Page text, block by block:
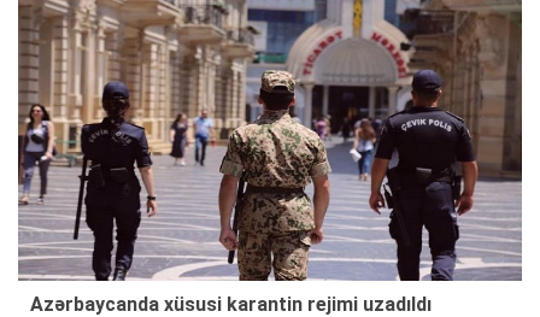
Azərbaycanda xüsusi karantin rejimi uzadıldı